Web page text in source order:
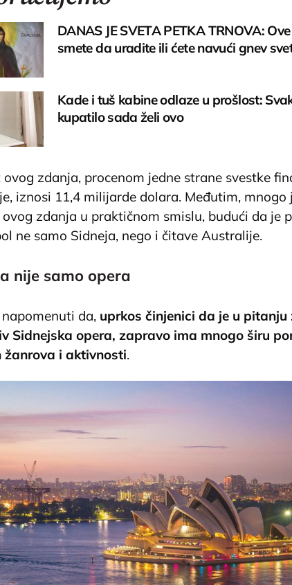
DANAS JE SVETA PETKA TRNOVA:
smete da uradite ili ćete navući gnev
Kade i tuš kabine odlaze u prošlost:
kupatilo sada želi ovo
ovog zdanja, procenom jedne strane svestke
iznosi 11,4 milijarde dolara. Međutim, mnogo
zdanja u praktičnom smislu, budući da je
ne samo Sidneja, nego i čitave Australije.
nije samo opera
da, uprkos činjenici da je u pitanju
Sidnejska opera, zapravo ima mnogo širu
žanrova i aktivnosti.